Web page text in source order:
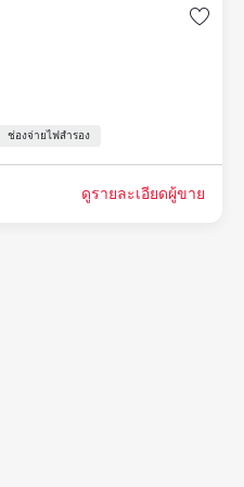
Thailand รายการราคา เริ่ม
ทั้งหมดรวมทั้งหมด 1 รถมือ
ราคาเริ่มต้นที่ ฿1.35 ล้าน
ช่องจ่ายไฟสำรอง
ดูรายละเอียดผู้ขาย